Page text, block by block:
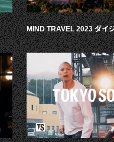
MIND TRAVEL 2023 ダイ